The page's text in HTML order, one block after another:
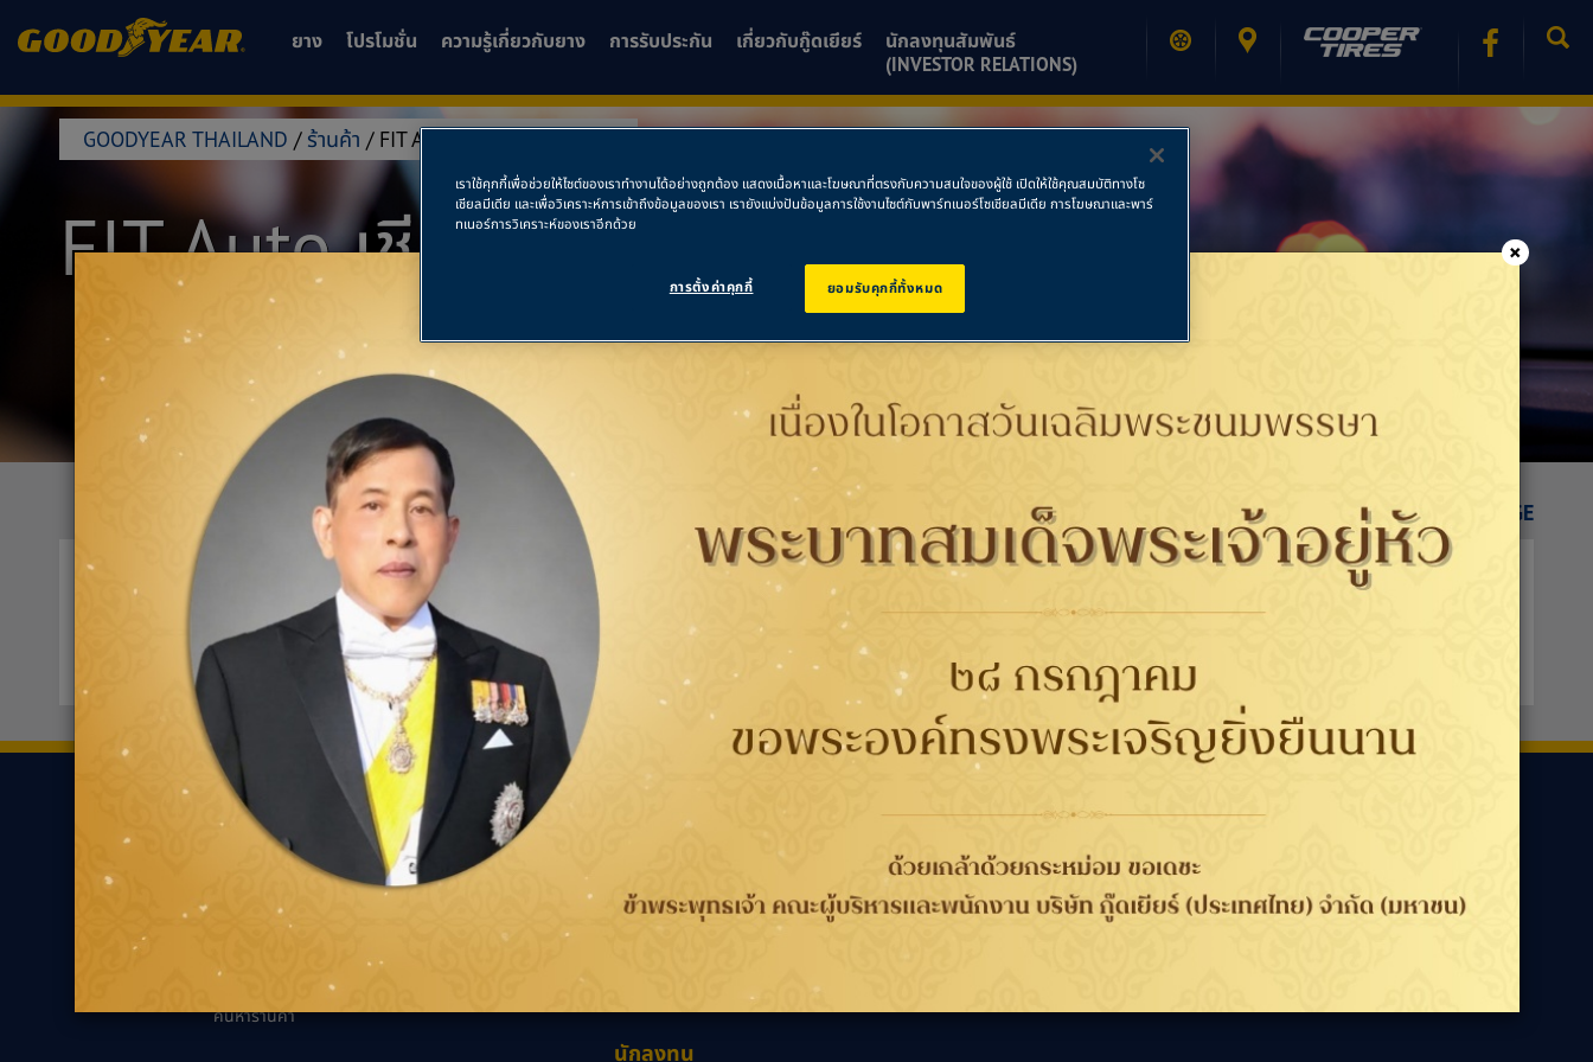
×
ยาง โปรโมชั่น ความรู้เกี่ยวกับยาง การรับประกัน เกี่ยวกับกู๊ดเยียร์
นักลงทุนสัมพันธ์
(INVESTOR RELATIONS)
GOODYEAR THAILAND / ร้านค้า / FIT AUTO เชียงใหม่-ท่าศาลา
FIT Auto เชียงใหม่-ท่าศาลา
PRINT PAGE
FIT Auto เชียงใหม่-ท่าศาลา
202/2หมู่ที่4 ตำบลท่าศาลา
ขอเส้นทาง
FIT Auto
ยาง
ค้นหาตามประเภทของ
ค้นหาตามประเภทรถยนต์
ตัวแทนจำหน่ายกู๊ด
เยียร์
ค้นหาร้านค้า
ความรู้เกี่ยวกับยาง
นวัตกรรมเพื่ออนาคต
แนะนำการเลือกยางที่
เหมาะกับรถคุณ
การรับประกัน
WORRY FREE ขับขี่
นักลงทุน
ความรับผิดชอบต่อสังคม
ร่วมงานกับเรา
ติดต่อเรา
เลือกประเทศ / ภูมิภาค
เราใช้คุกกี้เพื่อช่วยให้ไซต์ของเราทำงานได้อย่างถูกต้อง แสดงเนื้อหาและโฆษณาที่ตรงกับความสนใจของผู้ใช้ เปิดให้ใช้คุณสมบัติทางโซ
เชียลมีเดีย และเพื่อวิเคราะห์การเข้าถึงข้อมูลของเรา เรายังแบ่งปันข้อมูลการใช้งานไซต์กับพาร์ทเนอร์โซเชียลมีเดีย การโฆษณาและพาร์
ทเนอร์การวิเคราะห์ของเราอีกด้วย
ยอมรับคุกกี้ทั้งหมด
การตั้งค่าคุกกี้